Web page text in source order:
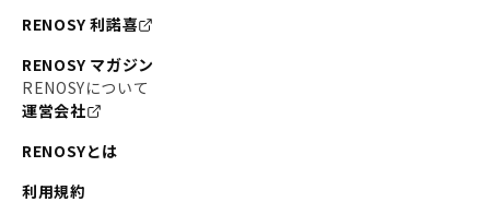
RENOSY 利諾喜
RENOSY マガジン
RENOSYについて
運営会社
RENOSYとは
利用規約